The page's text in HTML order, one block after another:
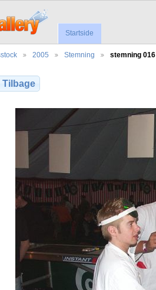
Startside
2005 Stemning stemning 016
Tilbage